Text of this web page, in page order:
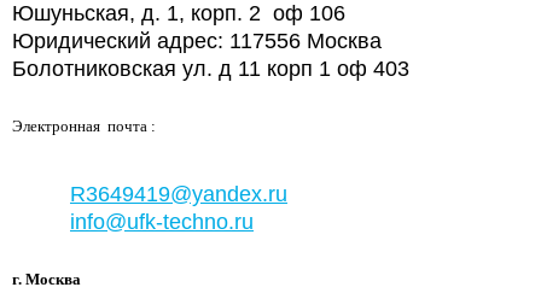
Юшуньская, д. 1, корп. 2 оф 106
Юридический адрес: 117556 Москва
Болотниковская ул. д 11 корп 1 оф 403
Электронная почта :
R3649419@yandex.ru
info@ufk-techno.ru
г. Москва